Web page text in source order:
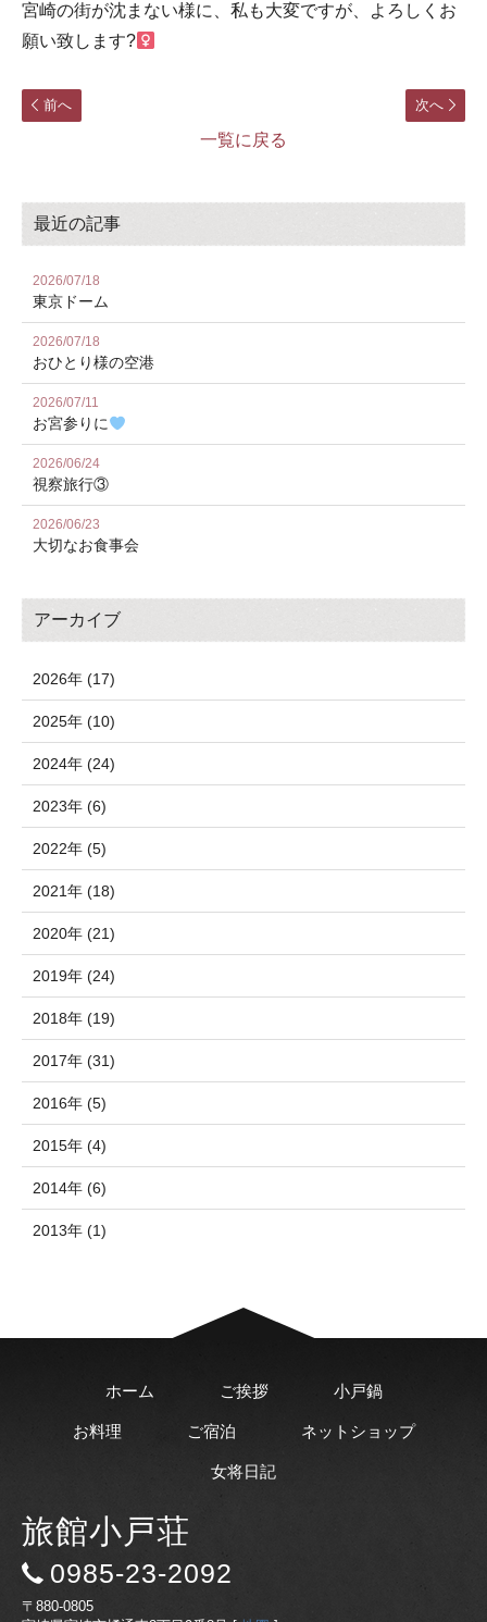
宮崎の街が沈まない様に、私も大変ですが、よろしくお
願い致します?‍
次へ
前へ
一覧に戻る
最近の記事
2026/07/18
東京ドーム
2026/07/18
おひとり様の空港
2026/07/11
お宮参りに
2026/06/24
視察旅行③
2026/06/23
大切なお食事会
アーカイブ
2026年 (17)
2025年 (10)
2024年 (24)
2023年 (6)
2022年 (5)
2021年 (18)
2020年 (21)
2019年 (24)
2018年 (19)
2017年 (31)
2016年 (5)
2015年 (4)
2014年 (6)
2013年 (1)
ホーム ご挨拶 小戸鍋
お料理 ご宿泊 ネットショップ
女将日記
旅館小戸荘
0985-23-2092
〒880-0805